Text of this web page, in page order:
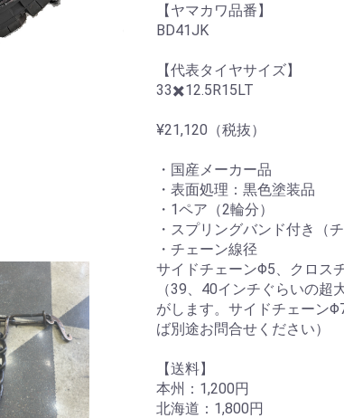
【ヤマカワ品番】
BD41JK
【代表タイヤサイズ】
33✖️12.5R15LT
¥21,120（税抜）
・国産メーカー品
・表面処理：黒色塗装品
・1ペア（2輪分）
・スプリングバンド付き（
・チェーン線径
サイドチェーンΦ5、クロス
（39、40インチぐらいの超
がします。サイドチェーン
ば別途お問合せください）
【送料】
本州：1,200円
北海道：1,800円